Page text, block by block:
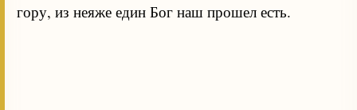
гору, из неяже един Бог наш прошел есть.